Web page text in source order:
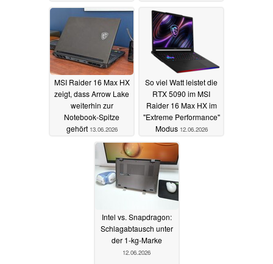
MSI Raider 16 Max HX
zeigt, dass Arrow Lake
weiterhin zur
Notebook-Spitze
gehört 13.06.2026
So viel Watt leistet die
RTX 5090 im MSI
Raider 16 Max HX im
"Extreme Performance"
Modus 12.06.2026
Intel vs. Snapdragon:
Schlagabtausch unter
der 1-kg-Marke
12.06.2026